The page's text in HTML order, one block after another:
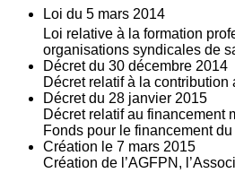
Loi du 5 mars 2014
Loi relative à la formation
organisations syndicales de
Décret du 30 décembre 2014
Décret relatif à la
Décret du 28 janvier 2015
Décret relatif au financement
Fonds pour le financement
Création le 7 mars 2015
Création de l’AGFPN,